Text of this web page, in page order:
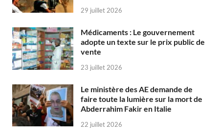
29 juillet 2026
Médicaments : Le gouvernement
adopte un texte sur le prix public de
vente
23 juillet 2026
Le ministère des AE demande de
faire toute la lumière sur la mort de
Abderrahim Fakir en Italie
22 juillet 2026